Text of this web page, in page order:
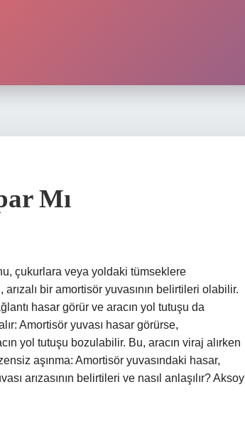
Mı
çukurlara veya yoldaki tümseklere
arızalı bir amortisör yuvasının belirtileri olabilir.
hasar görür ve aracın yol tutuşu da
Amortisör yuvası hasar görürse,
yol tutuşu bozulabilir. Bu, aracın viraj alırken
aşınma: Amortisör yuvasındaki hasar,
arızasının belirtileri ve nasıl anlaşılır? Aksoy